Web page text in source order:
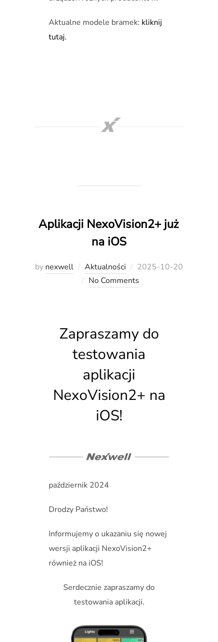
Aktualne modele bramek: kliknij
tutaj.
Aplikacji NexoVision2+ już
na iOS
by nexwell Aktualności
Posted
on
2025-10-20
No Comments
Zapraszamy do
testowania
aplikacji
NexoVision2+ na
iOS!
październik 2024
Drodzy Państwo!
Informujemy o ukazaniu się nowej
wersji aplikacji NexoVision2+
również na iOS!
Serdecznie zapraszamy do
testowania aplikacji.